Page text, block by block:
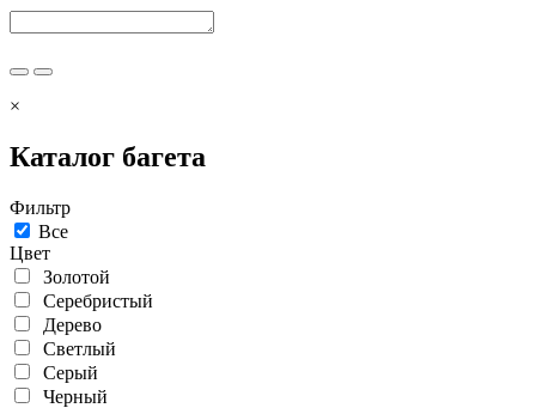
×
Каталог багета
Фильтр
Все
Цвет
Золотой
Серебристый
Дерево
Светлый
Серый
Черный